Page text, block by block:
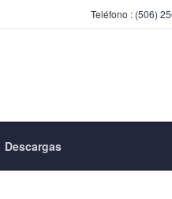
Teléfono : (506)
Descargas